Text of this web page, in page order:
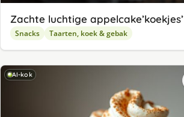
Zachte luchtige appelcake’koekjes’
Snacks Taarten, koek & gebak
AI-kok